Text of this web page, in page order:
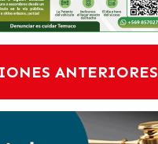
ANTERIORES